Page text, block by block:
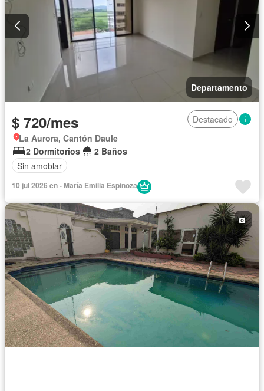
Departamento
$ 720/mes
Destacado
La Aurora, Cantón Daule
2 Dormitorios
2 Baños
Sin amoblar
10 jul 2026 en - María Emilia Espinoza